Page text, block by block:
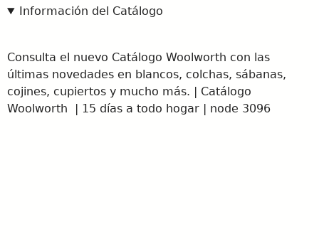
Información del Catálogo
Consulta el nuevo Catálogo Woolworth con las
últimas novedades en blancos, colchas, sábanas,
cojines, cupiertos y mucho más. | Catálogo
Woolworth | 15 días a todo hogar | node 3096